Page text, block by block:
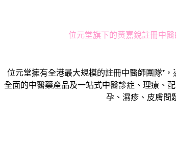
位元堂旗下的黃嘉銳註冊中
位元堂擁有全港最大規模的註冊中醫師團隊⁺
全面的中醫藥產品及一站式中醫診症、理療、
孕、濕疹、皮膚問